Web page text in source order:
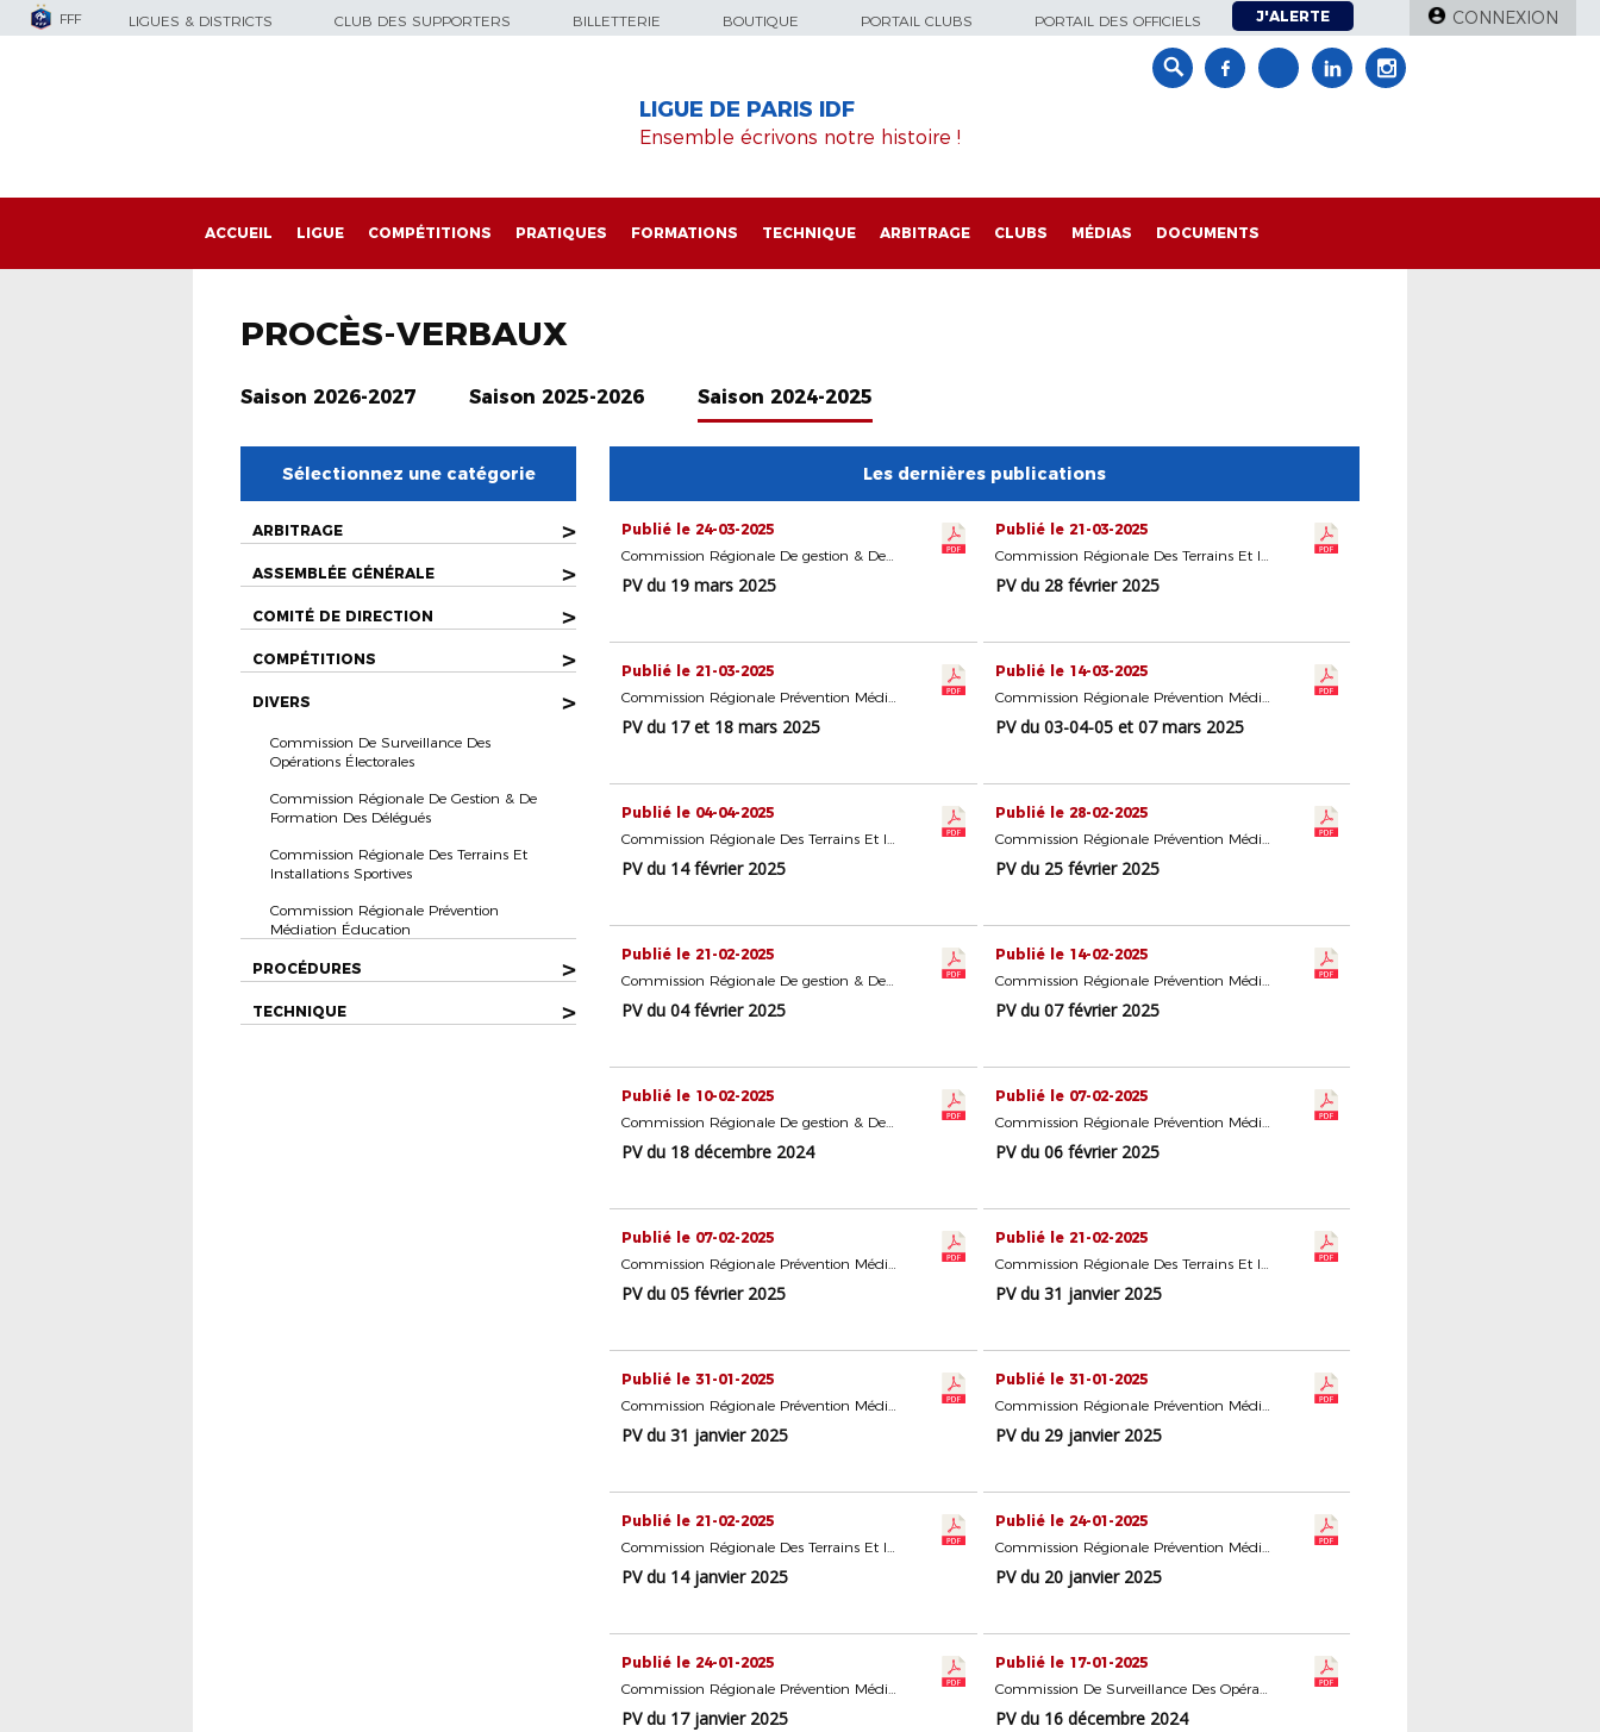
FFF LIGUES & DISTRICTS CLUB DES SUPPORTERS BILLETTERIE BOUTIQUE PORTAIL CLUBS PORTAIL DES OFFICIELS J'ALERTE CONNEXION
LIGUE DE PARIS IDF
Ensemble écrivons notre histoire !
ACCUEIL LIGUE COMPÉTITIONS PRATIQUES FORMATIONS TECHNIQUE ARBITRAGE CLUBS MÉDIAS DOCUMENTS
PROCÈS-VERBAUX
Saison 2026-2027 Saison 2025-2026 Saison 2024-2025
Sélectionnez une catégorie
ARBITRAGE >
ASSEMBLÉE GÉNÉRALE >
COMITÉ DE DIRECTION >
COMPÉTITIONS >
DIVERS >
Commission De Surveillance Des
Opérations Électorales
Commission Régionale De Gestion & De
Formation Des Délégués
Commission Régionale Des Terrains Et
Installations Sportives
Commission Régionale Prévention
Médiation Éducation
PROCÉDURES >
TECHNIQUE >
Les dernières publications
Publié le 24-03-2025
Commission Régionale De gestion & De Formation Des Délégués
PV du 19 mars 2025
Publié le 21-03-2025
Commission Régionale Des Terrains Et Installations Sportives
PV du 28 février 2025
Publié le 21-03-2025
Commission Régionale Prévention Médiation Éducation
PV du 17 et 18 mars 2025
Publié le 14-03-2025
Commission Régionale Prévention Médiation Éducation
PV du 03-04-05 et 07 mars 2025
Publié le 04-04-2025
Commission Régionale Des Terrains Et Installations Sportives
PV du 14 février 2025
Publié le 28-02-2025
Commission Régionale Prévention Médiation Éducation
PV du 25 février 2025
Publié le 21-02-2025
Commission Régionale De gestion & De Formation Des Délégués
PV du 04 février 2025
Publié le 14-02-2025
Commission Régionale Prévention Médiation Éducation
PV du 07 février 2025
Publié le 10-02-2025
Commission Régionale De gestion & De Formation Des Délégués
PV du 18 décembre 2024
Publié le 07-02-2025
Commission Régionale Prévention Médiation Éducation
PV du 06 février 2025
Publié le 07-02-2025
Commission Régionale Prévention Médiation Éducation
PV du 05 février 2025
Publié le 21-02-2025
Commission Régionale Des Terrains Et Installations Sportives
PV du 31 janvier 2025
Publié le 31-01-2025
Commission Régionale Prévention Médiation Éducation
PV du 31 janvier 2025
Publié le 31-01-2025
Commission Régionale Prévention Médiation Éducation
PV du 29 janvier 2025
Publié le 21-02-2025
Commission Régionale Des Terrains Et Installations Sportives
PV du 14 janvier 2025
Publié le 24-01-2025
Commission Régionale Prévention Médiation Éducation
PV du 20 janvier 2025
Publié le 24-01-2025
Commission Régionale Prévention Médiation Éducation
PV du 17 janvier 2025
Publié le 17-01-2025
Commission De Surveillance Des Opérations Électorales
PV du 16 décembre 2024